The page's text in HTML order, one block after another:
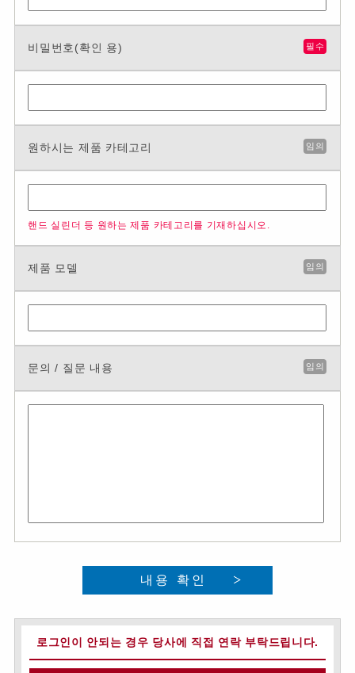
비밀번호(확인 용) 필수
원하시는 제품 카테고리 임의
핸드 실린더 등 원하는 제품 카테고리를 기재하십시오.
제품 모델 임의
문의 / 질문 내용 임의
내용 확인
로그인이 안되는 경우 당사에 직접 연락 부탁드립니다.